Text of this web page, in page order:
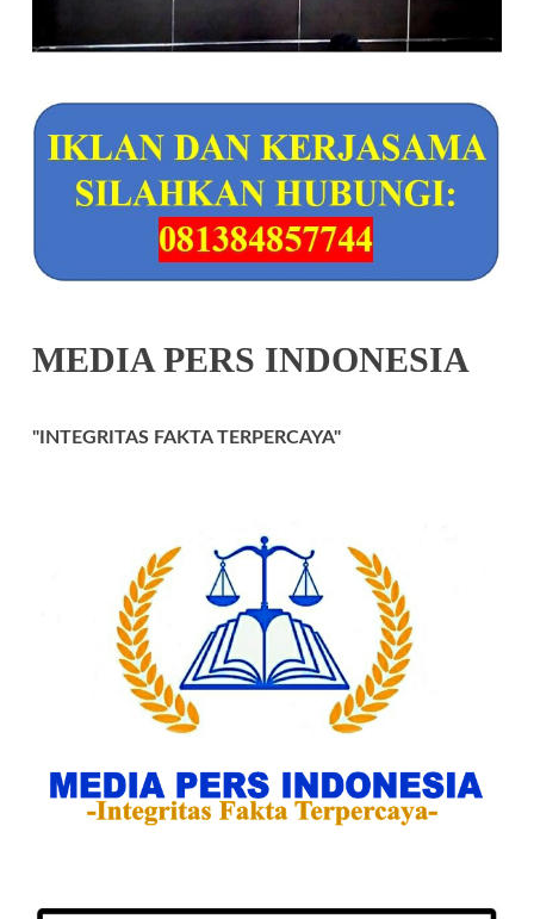
MEDIA PERS INDONESIA
"INTEGRITAS FAKTA TERPERCAYA"